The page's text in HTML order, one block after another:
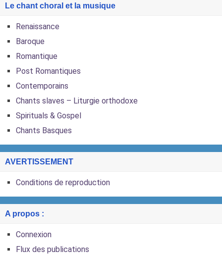
Le chant choral et la musique
Renaissance
Baroque
Romantique
Post Romantiques
Contemporains
Chants slaves – Liturgie orthodoxe
Spirituals & Gospel
Chants Basques
AVERTISSEMENT
Conditions de reproduction
A propos :
Connexion
Flux des publications